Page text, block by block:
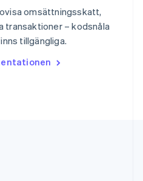
omsättningsskatt,
transaktioner – kodsnåla
tillgängliga.